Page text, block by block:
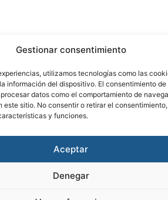
Gestionar consentimiento
utilizamos tecnologías como las
información del dispositivo. El consentimiento de
datos como el comportamiento de
sitio. No consentir o retirar el
y funciones.
Aceptar
Denegar